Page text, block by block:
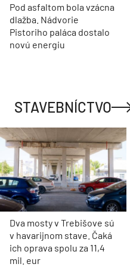
Pod asfaltom bola vzácna
dlažba. Nádvorie
Pistoriho paláca dostalo
novú energiu
STAVEBNÍCTVO
Dva mosty v Trebišove sú
v havarijnom stave. Čaká
ich oprava spolu za 11,4
mil. eur